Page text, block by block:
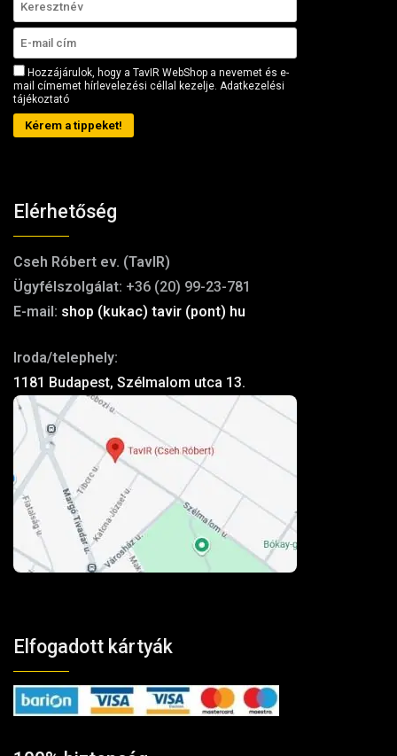
Hozzájárulok, hogy a TavIR WebShop a nevemet és e-
mail címemet hírlevelezési céllal kezelje. Adatkezelési
tájékoztató
Kérem a tippeket!
Elérhetőség
Cseh Róbert ev. (TavIR)
Ügyfélszolgálat: +36 (20) 99-23-781
E-mail: shop (kukac) tavir (pont) hu
Iroda/telephely:
1181 Budapest, Szélmalom utca 13.
Elfogadott kártyák